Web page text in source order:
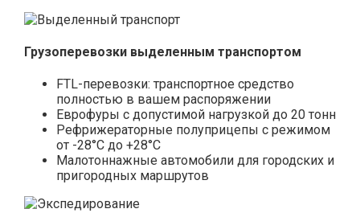
Грузоперевозки выделенным транспортом
FTL-перевозки: транспортное средство
полностью в вашем распоряжении
Еврофуры с допустимой нагрузкой до 20 тонн
Рефрижераторные полуприцепы с режимом
от -28°С до +28°С
Малотоннажные автомобили для городских и
пригородных маршрутов